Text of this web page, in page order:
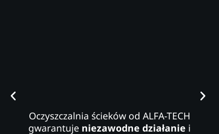
Oczyszczalnia ścieków od ALFA-TECH
gwarantuje niezawodne działanie i